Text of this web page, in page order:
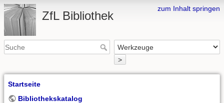
zum Inhalt springen
ZfL Bibliothek
>
Startseite
Bibliothekskatalog